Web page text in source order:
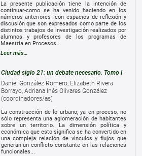
La presente publicación tiene la intención de
continuar-como se ha venido haciendo en los
números anteriores- con espacios de reflexión y
discusión que son expresados como parte de los
distintos trabajos de investigación realizados por
alumnos y profesores de los programas de
Maestría en Procesos...
Leer más…
Ciudad siglo 21: un debate necesario. Tomo I
Daniel González Romero, Elizabeth Rivera
Borrayo, Adriana Inés Olivares González
(coordinadores/as)
La construcción de lo urbano, ya en proceso, no
sólo representa una aglomeración de habitantes
sobre un territorio. La dimensión política y
económica que esto significa se ha convertido en
una compleja relación de vínculos y flujos que
generan un conflicto constante en las relaciones
funcionales...